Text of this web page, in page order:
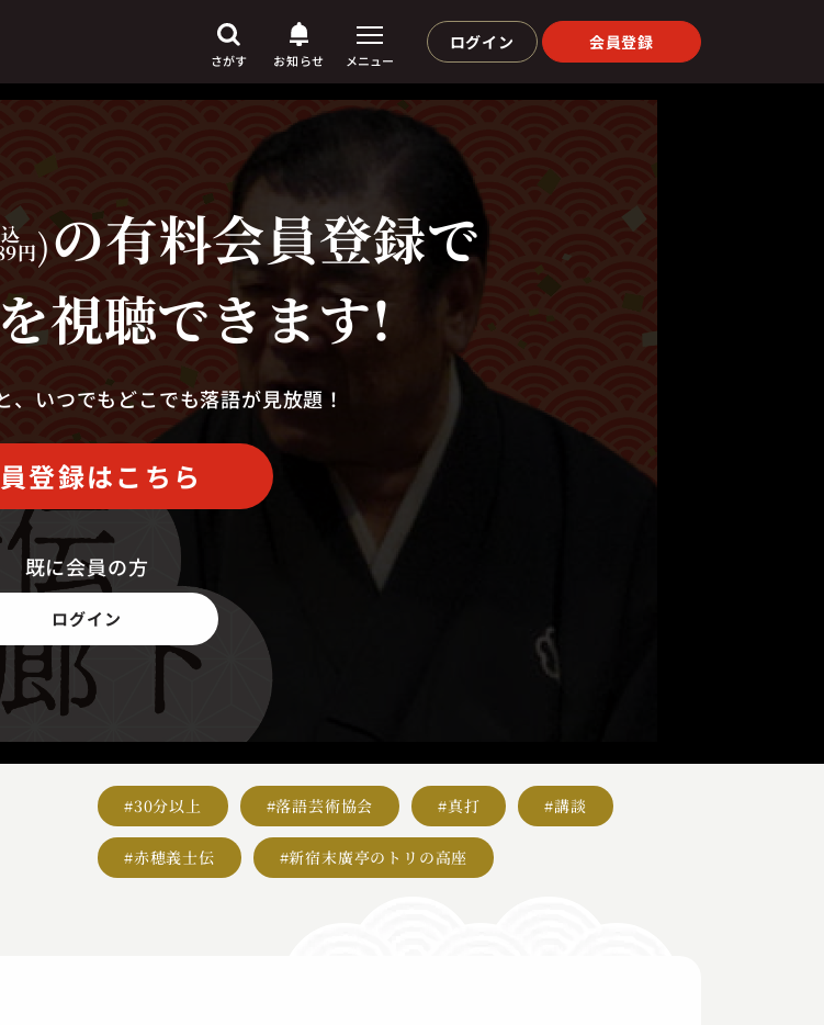
さがす
す
お知らせ メニュー
ログイン 会員登録
円)の有料会員登録で
視聴できます!
、いつでもどこでも落語が見放題！
登録はこちら
既に会員の方
ログイン
#30分以上 #落語芸術協会 #真打 #講談
#赤穂義士伝 #新宿末廣亭のトリの高座